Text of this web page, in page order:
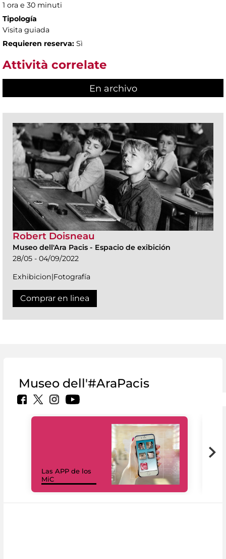
1 ora e 30 minuti
Tipología
Visita guiada
Requieren reserva: Sì
Attività correlate
En archivo
Robert Doisneau
Museo dell'Ara Pacis - Espacio de exibición
28/05 - 04/09/2022
Exhibicion|Fotografía
Comprar en linea
Museo dell'#AraPacis
Las APP de los
MiC